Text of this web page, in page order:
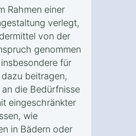
Rahmen einer
verlegt,
von der
genommen
für
beitragen,
die Bedürfnisse
eingeschränkter
wie
in Bädern oder